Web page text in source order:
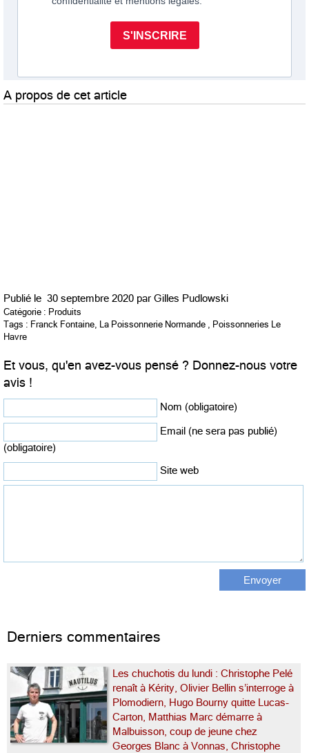
A propos de cet article
Publié le 30 septembre 2020 par Gilles Pudlowski
Catégorie : Produits
Tags : Franck Fontaine, La Poissonnerie Normande , Poissonneries Le
Havre
Et vous, qu'en avez-vous pensé ? Donnez-nous votre
avis !
Nom (obligatoire)
Email (ne sera pas publié)
(obligatoire)
Site web
Derniers commentaires
Les chuchotis du lundi : Christophe Pelé
renaît à Kérity, Olivier Bellin s’interroge à
Plomodiern, Hugo Bourny quitte Lucas-
Carton, Matthias Marc démarre à
Malbuisson, coup de jeune chez
Georges Blanc à Vonnas, Christophe